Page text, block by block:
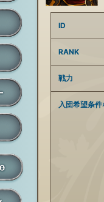
ID
RANK
戦力
入団希望条件